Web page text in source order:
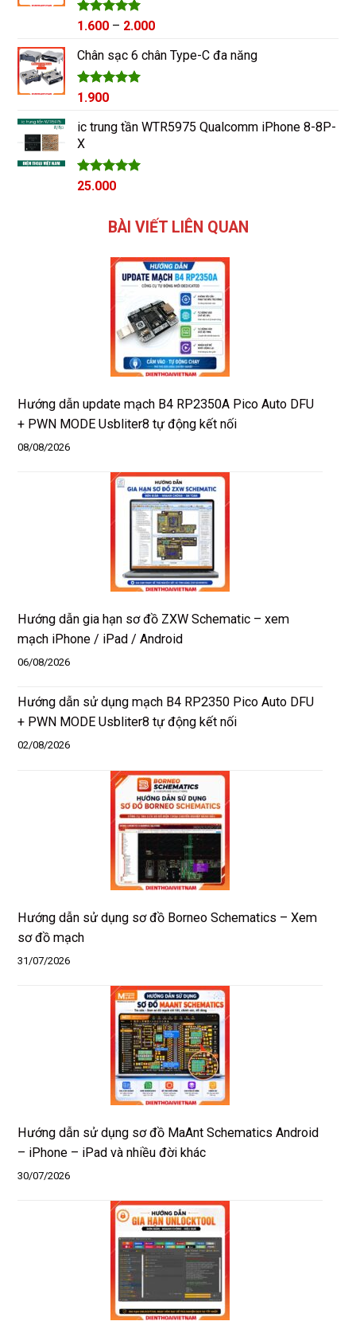
Được xếp
5 sao
1.600 – 2.000Khoảng
từ
Chân sạc 6 chân Type-C đa năng
Được xếp
5 sao
1.900
ic trung tần WTR5975 Qualcomm iPhone 8-8P-
X
Được xếp
Giá
28.000₫.
25.000Giá
tại
là:
BÀI VIẾT LIÊN QUAN
Hướng dẫn update mạch B4 RP2350A Pico Auto DFU
+ PWN MODE Usbliter8 tự động kết nối
08/08/2026
Hướng dẫn gia hạn sơ đồ ZXW Schematic – xem
mạch iPhone / iPad / Android
06/08/2026
Hướng dẫn sử dụng mạch B4 RP2350 Pico Auto DFU
+ PWN MODE Usbliter8 tự động kết nối
02/08/2026
Hướng dẫn sử dụng sơ đồ Borneo Schematics – Xem
sơ đồ mạch
31/07/2026
Hướng dẫn sử dụng sơ đồ MaAnt Schematics Android
– iPhone – iPad và nhiều đời khác
30/07/2026